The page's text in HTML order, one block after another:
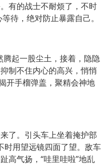
有的战士不耐烦了，不时
待，绝对防止暴露自己。
起一股尘土，接着，隐隐
制不住内心的高兴，悄悄
开手榴弹盖，聚精会神地
了。引头车上坐着掩护部
时用望远镜四面了望。敌车
高气扬，“哇里哇啦”地乱